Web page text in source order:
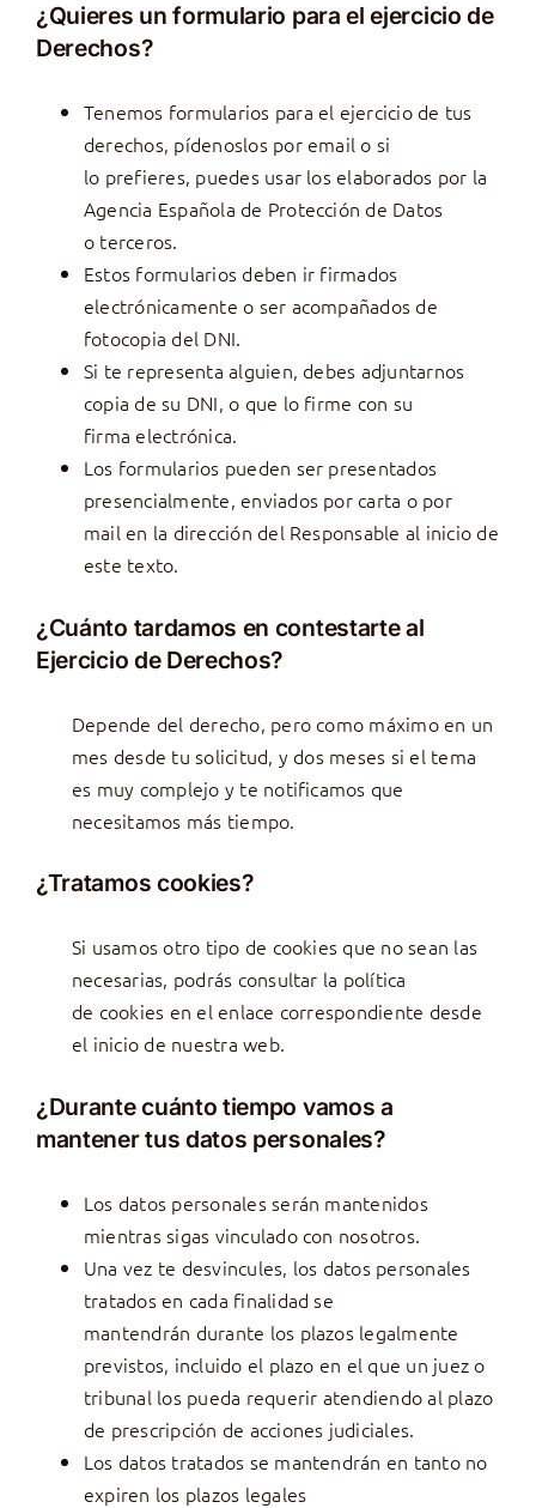
¿Quieres un formulario para el ejercicio de
Derechos?
Tenemos formularios para el ejercicio de tus
derechos, pídenoslos por email o si
lo prefieres, puedes usar los elaborados por la
Agencia Española de Protección de Datos
o terceros.
Estos formularios deben ir firmados
electrónicamente o ser acompañados de
fotocopia del DNI.
Si te representa alguien, debes adjuntarnos
copia de su DNI, o que lo firme con su
firma electrónica.
Los formularios pueden ser presentados
presencialmente, enviados por carta o por
mail en la dirección del Responsable al inicio de
este texto.
¿Cuánto tardamos en contestarte al
Ejercicio de Derechos?
Depende del derecho, pero como máximo en un
mes desde tu solicitud, y dos meses si el tema
es muy complejo y te notificamos que
necesitamos más tiempo.
¿Tratamos cookies?
Si usamos otro tipo de cookies que no sean las
necesarias, podrás consultar la política
de cookies en el enlace correspondiente desde
el inicio de nuestra web.
¿Durante cuánto tiempo vamos a
mantener tus datos personales?
Los datos personales serán mantenidos
mientras sigas vinculado con nosotros.
Una vez te desvincules, los datos personales
tratados en cada finalidad se
mantendrán durante los plazos legalmente
previstos, incluido el plazo en el que un juez o
tribunal los pueda requerir atendiendo al plazo
de prescripción de acciones judiciales.
Los datos tratados se mantendrán en tanto no
expiren los plazos legales